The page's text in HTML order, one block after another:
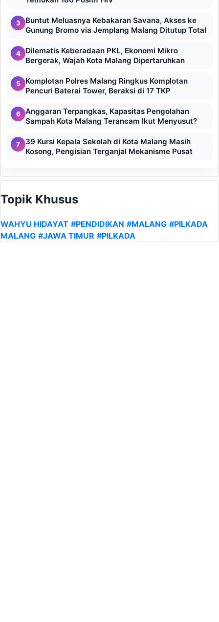
3
Buntut Meluasnya Kebakaran Savana, Akses ke
Gunung Bromo via Jemplang Malang Ditutup Total
4
Dilematis Keberadaan PKL, Ekonomi Mikro
Bergerak, Wajah Kota Malang Dipertaruhkan
5
Komplotan Polres Malang Ringkus Komplotan
Pencuri Baterai Tower, Beraksi di 17 TKP
6
Anggaran Terpangkas, Kapasitas Pengolahan
Sampah Kota Malang Terancam Ikut Menyusut?
7
39 Kursi Kepala Sekolah di Kota Malang Masih
Kosong, Pengisian Terganjal Mekanisme Pusat
Topik Khusus
WAHYU HIDAYAT #PENDIDIKAN #MALANG #PILKADA
MALANG #JAWA TIMUR #PILKADA